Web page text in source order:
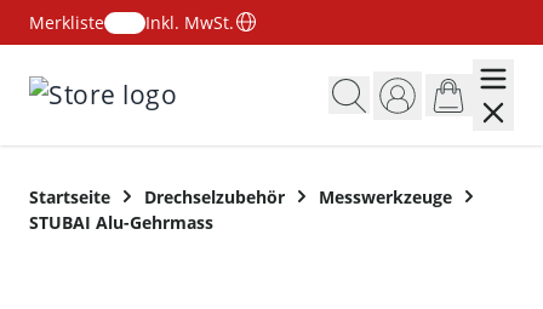
Merkliste
Inkl. MwSt.
Startseite Drechselzubehör
Messwerkzeuge
STUBAI Alu-Gehrmass